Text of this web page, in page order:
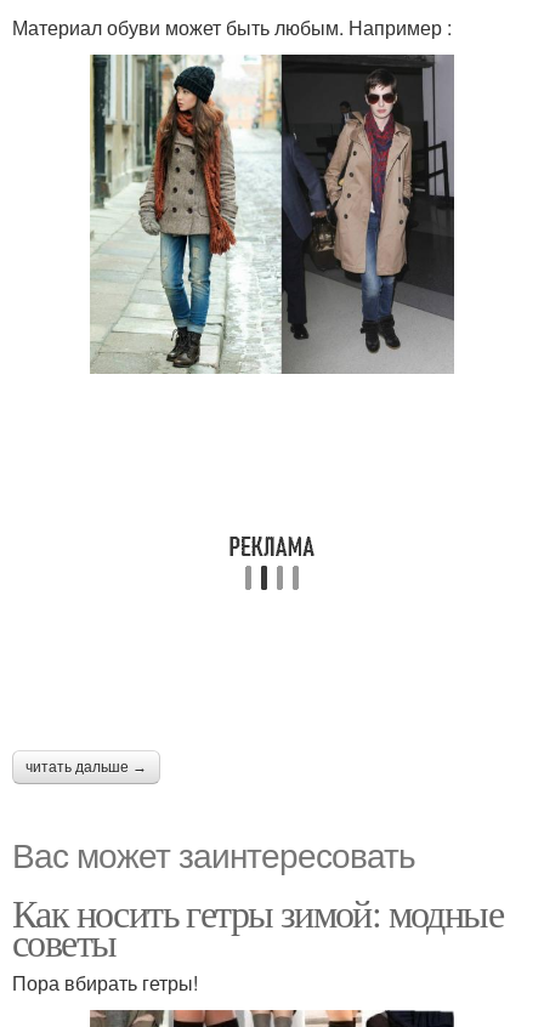
Материал обуви может быть любым. Например :
читать дальше →
Вас может заинтересовать
Как носить гетры зимой: модные
советы
Пора вбирать гетры!